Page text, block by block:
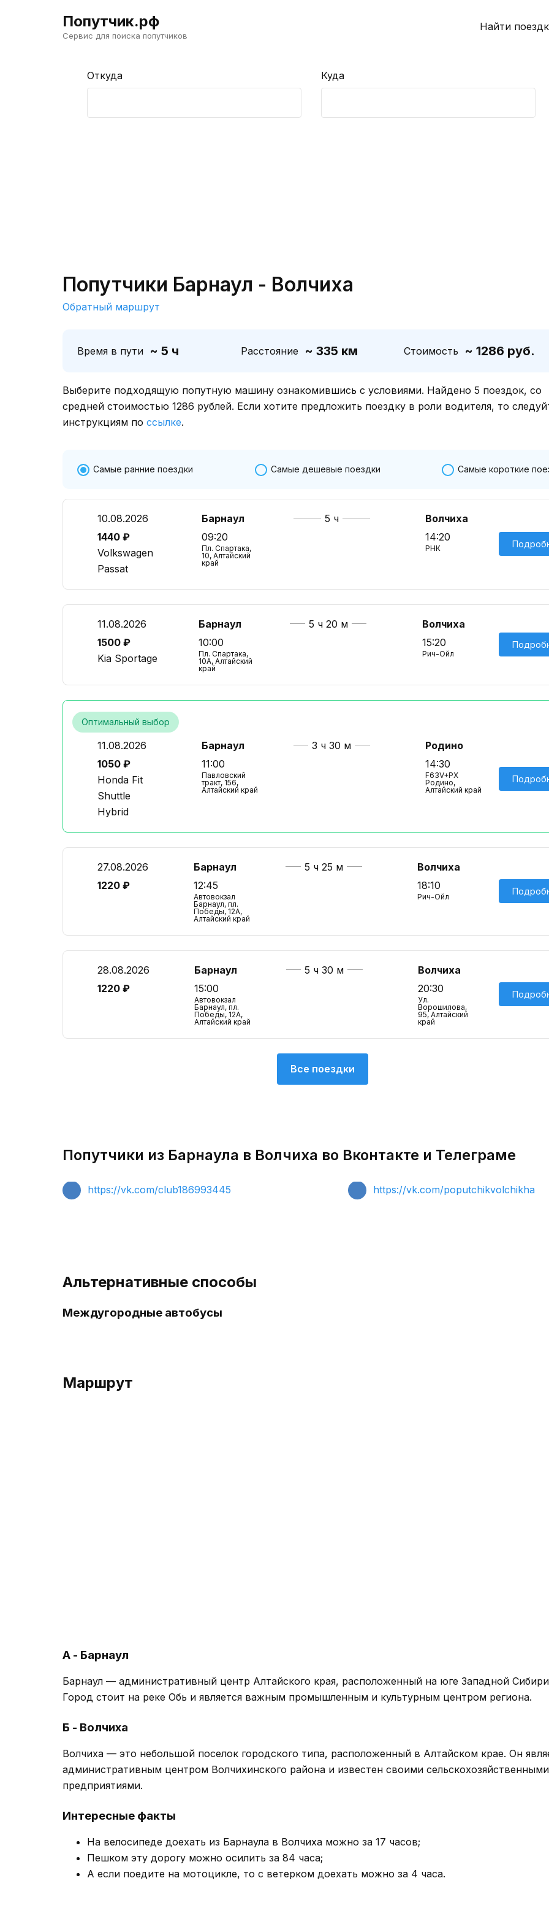
Попутчик.рф
Сервис для поиска попутчиков
Найти
Откуда Куда
Попутчики Барнаул - Волчиха
Обратный маршрут
Время в пути ~ 5 ч Расстояние ~ 335 км Стоимость ~ 1286 руб.
Выберите подходящую попутную машину ознакомившись с условиями. Найдено 5 поездок, со
средней стоимостью 1286 рублей. Если хотите предложить поездку в роли водителя, то
инструкциям по ссылке.
Самые ранние поездки Самые дешевые поездки Самые короткие
10.08.2026
1440 ₽
Volkswagen
Passat
Барнаул
09:20
Пл. Спартака,
10, Алтайский
край
5 ч
Волчиха
14:20
РНК
11.08.2026
1500 ₽
Kia Sportage
Барнаул
10:00
Пл. Спартака,
10А, Алтайский
край
5 ч 20 м
Волчиха
15:20
Рич-Ойл
Оптимальный выбор
11.08.2026
1050 ₽
Honda Fit
Shuttle
Hybrid
Барнаул
11:00
Павловский
тракт, 156,
Алтайский край
3 ч 30 м
Родино
14:30
F63V+PX
Родино,
Алтайский край
27.08.2026
1220 ₽
Барнаул
12:45
Автовокзал
Барнаул, пл.
Победы, 12А,
Алтайский край
5 ч 25 м
Волчиха
18:10
Рич-Ойл
28.08.2026
1220 ₽
Барнаул
15:00
Автовокзал
Барнаул, пл.
Победы, 12А,
Алтайский край
5 ч 30 м
Волчиха
20:30
Ул.
Ворошилова,
95, Алтайский
край
Все поездки
Попутчики из Барнаула в Волчиха во Вконтакте и Телеграме
https://vk.com/club186993445 https://vk.com/poputchikvolchikha
Альтернативные способы
Междугородные автобусы
Маршрут
А - Барнаул
Барнаул — административный центр Алтайского края, расположенный на юге Западной
Город стоит на реке Обь и является важным промышленным и культурным центром региона.
Б - Волчиха
Волчиха — это небольшой поселок городского типа, расположенный в Алтайском крае. Он
административным центром Волчихинского района и известен своими сельскохозяйственными
предприятиями.
Интересные факты
На велосипеде доехать из Барнаула в Волчиха можно за 17 часов;
Пешком эту дорогу можно осилить за 84 часа;
А если поедите на мотоцикле, то с ветерком доехать можно за 4 часа.